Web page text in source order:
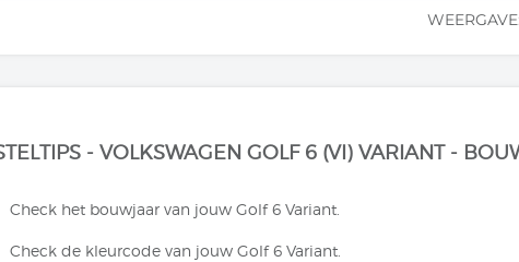
WEERGAVE:
- VOLKSWAGEN GOLF 6 (VI) VARIANT -
Check het bouwjaar van jouw Golf 6 Variant.
Check de kleurcode van jouw Golf 6 Variant.